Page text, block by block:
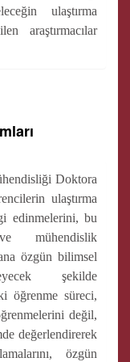
ulaştırma
araştırmacılar
Doktora
ulaştırma
edinmelerini, bu
mühendislik
özgün bilimsel
şekilde
öğrenme süreci,
değil,
değerlendirerek
özgün